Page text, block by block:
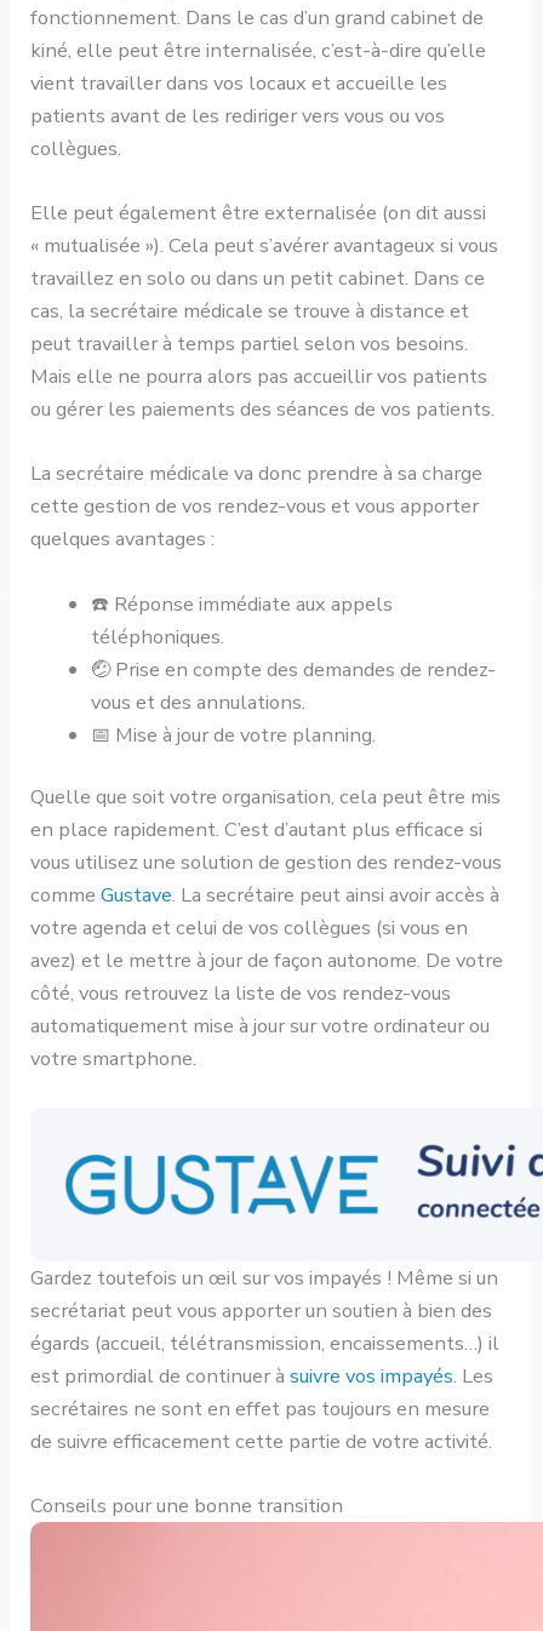
fonctionnement. Dans le cas d’un grand cabinet de
kiné, elle peut être internalisée, c’est-à-dire qu’elle
vient travailler dans vos locaux et accueille les
patients avant de les rediriger vers vous ou vos
collègues.
Elle peut également être externalisée (on dit aussi
« mutualisée »). Cela peut s’avérer avantageux si vous
travaillez en solo ou dans un petit cabinet. Dans ce
cas, la secrétaire médicale se trouve à distance et
peut travailler à temps partiel selon vos besoins.
Mais elle ne pourra alors pas accueillir vos patients
ou gérer les paiements des séances de vos patients.
La secrétaire médicale va donc prendre à sa charge
cette gestion de vos rendez-vous et vous apporter
quelques avantages :
☎️ Réponse immédiate aux appels
téléphoniques.
🤕 Prise en compte des demandes de rendez-
vous et des annulations.
📅 Mise à jour de votre planning.
Quelle que soit votre organisation, cela peut être mis
en place rapidement. C’est d’autant plus efficace si
vous utilisez une solution de gestion des rendez-vous
commeGustave. La secrétaire peut ainsi avoir accès à
votre agenda et celui de vos collègues (si vous en
avez) et le mettre à jour de façon autonome. De votre
côté, vous retrouvez la liste de vos rendez-vous
automatiquement mise à jour sur votre ordinateur ou
votre smartphone.
Gardez toutefois un œil sur vos impayés ! Même si un
secrétariat peut vous apporter un soutien à bien des
égards (accueil, télétransmission, encaissements…) il
est primordial de continuer àsuivre vos impayés. Les
secrétaires ne sont en effet pas toujours en mesure
de suivre efficacement cette partie de votre activité.
Conseils pour une bonne transition